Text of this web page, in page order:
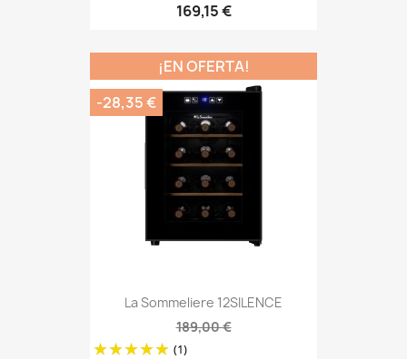
169,15 €
La Sommeliere 12SILENCE
189,00 €
(1)
¡EN OFERTA!
-28,35 €